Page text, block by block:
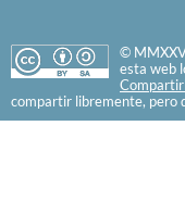
©
esta web
compartir libremente, pero